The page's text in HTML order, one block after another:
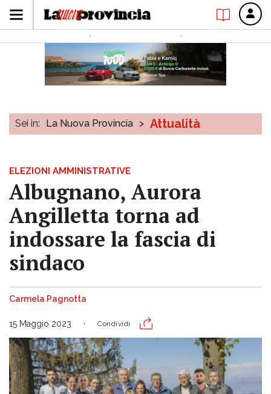
Sei in: La Nuova Provincia > Attualità
ELEZIONI AMMINISTRATIVE
Albugnano, Aurora
Angilletta torna ad
indossare la fascia di
sindaco
Carmela Pagnotta
15 Maggio 2023 Condividi